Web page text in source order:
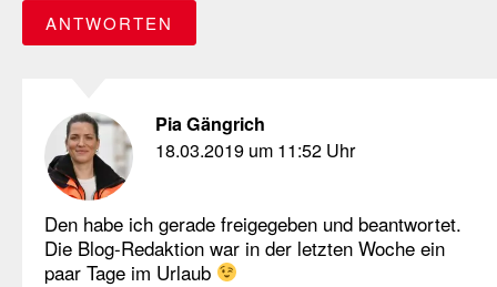
ANTWORTEN
Pia Gängrich
18.03.2019 um 11:52 Uhr
Den habe ich gerade freigegeben und beantwortet.
Die Blog-Redaktion war in der letzten Woche ein
paar Tage im Urlaub